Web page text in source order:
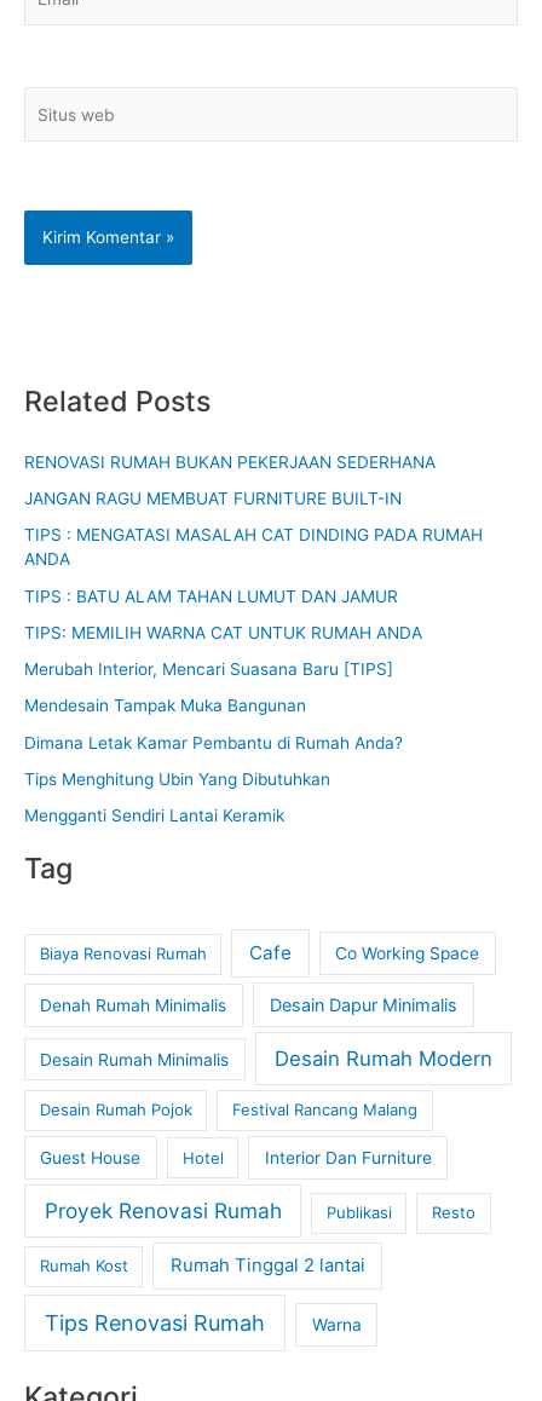
web
Related Posts
RENOVASI RUMAH BUKAN PEKERJAAN SEDERHANA
JANGAN RAGU MEMBUAT FURNITURE BUILT-IN
TIPS : MENGATASI MASALAH CAT DINDING PADA RUMAH
ANDA
TIPS : BATU ALAM TAHAN LUMUT DAN JAMUR
TIPS: MEMILIH WARNA CAT UNTUK RUMAH ANDA
Merubah Interior, Mencari Suasana Baru [TIPS]
Mendesain Tampak Muka Bangunan
Dimana Letak Kamar Pembantu di Rumah Anda?
Tips Menghitung Ubin Yang Dibutuhkan
Mengganti Sendiri Lantai Keramik
Tag
Biaya Renovasi Rumah Cafe Co Working Space
Denah Rumah Minimalis Desain Dapur Minimalis
Desain Rumah Minimalis Desain Rumah Modern
Desain Rumah Pojok Festival Rancang Malang
Guest House Hotel Interior Dan Furniture
Proyek Renovasi Rumah Publikasi Resto
Rumah Kost Rumah Tinggal 2 lantai
Tips Renovasi Rumah Warna